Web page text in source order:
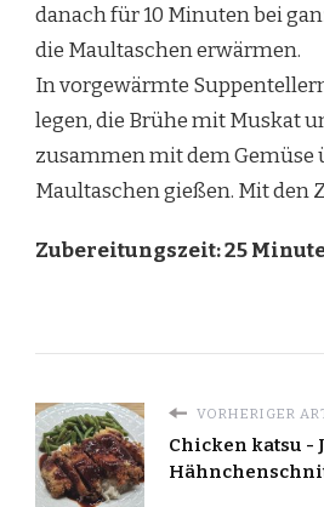
danach für 10 Minuten bei
die Maultaschen erwärmen.
In vorgewärmte
legen, die Brühe mit Muskat
zusammen mit dem Gemüse
Maultaschen gießen. Mit den
Zubereitungszeit: 25
VORHERIGER
Chicken katsu -